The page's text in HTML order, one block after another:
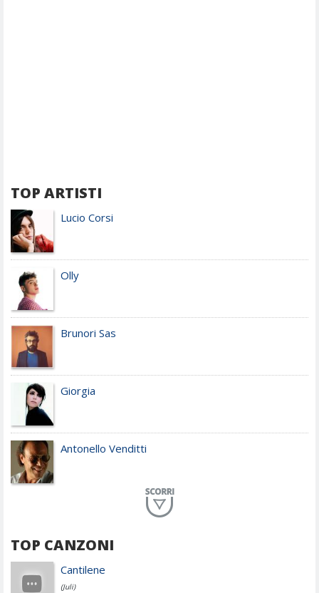
TOP ARTISTI
Lucio Corsi
Olly
Brunori Sas
Giorgia
Antonello Venditti
Achille Lauro
TOP CANZONI
Cantilene
(Juli)